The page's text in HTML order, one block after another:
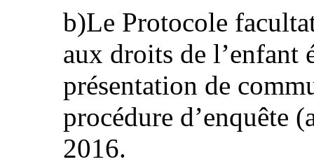
b)Le Protocole
aux droits de l’enfant
présentation de
procédure d’enquête
2016.